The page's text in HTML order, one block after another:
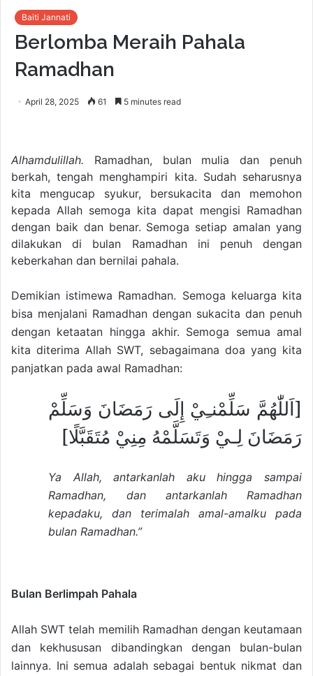
Baiti Jannati
Berlomba Meraih Pahala
Ramadhan
April 28, 2025 61 5 minutes read
Alhamdulillah. Ramadhan, bulan mulia dan penuh
berkah, tengah menghampiri kita. Sudah seharusnya
kita mengucap syukur, bersukacita dan memohon
kepada Allah semoga kita dapat mengisi Ramadhan
dengan baik dan benar. Semoga setiap amalan yang
dilakukan di bulan Ramadhan ini penuh dengan
keberkahan dan bernilai pahala.
Demikian istimewa Ramadhan. Semoga keluarga kita
bisa menjalani Ramadhan dengan sukacita dan penuh
dengan ketaatan hingga akhir. Semoga semua amal
kita diterima Allah SWT, sebagaimana doa yang kita
panjatkan pada awal Ramadhan:
[اَللّٰهُمَّ سَلِّمْنـِيْ إِلَى رَمَضَانَ وَسَلِّمْ
رَمَضَانَ لِـيْ وَتَسَلَّمْهُ مِنِيْ مُتَقَبَّلًا]
Ya Allah, antarkanlah aku hingga sampai
Ramadhan, dan antarkanlah Ramadhan
kepadaku, dan terimalah amal-amalku pada
bulan Ramadhan.”
Bulan Berlimpah Pahala
Allah SWT telah memilih Ramadhan dengan keutamaan
dan kekhususan dibandingkan dengan bulan-bulan
lainnya. Ini semua adalah sebagai bentuk nikmat dan